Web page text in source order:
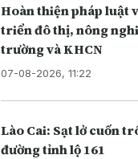
Hoàn thiện pháp luật
triển đô thị, nông
trường và KHCN
07-08-2026, 11:22
Lào Cai: Sạt lở cuốn
đường tỉnh lộ 161